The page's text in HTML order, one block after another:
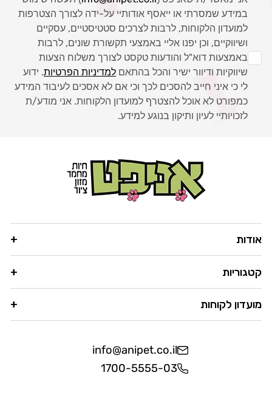
במידע שמסרתי או ייאסף אודותיי על-ידה לצורך הצטרפות
למועדון הלקוחות, לרבות לצרכים סטטיסטיים, עסקיים
ושיווקיים, וכן יפנו אליי באמצעי תקשורת שונים, לרבות
באמצעות דוא"ל והודעות טקסט לצורך משלוח הצעות
שיווקיות ודיוור ישיר והכל בהתאם למדיניות הפרטיות. ידוע
לי כי איני חייב להסכים לכך וכי אם לא אסכים לעיבוד המידע
כמפורט לא אוכל להצטרף למועדון הלקוחות. אני מודע/ת
לזכויותיי לעיון ותיקון בנוגע למידע.
אודות
קטגוריות
מועדון לקוחות
info@anipet.co.il
1700-5555-03